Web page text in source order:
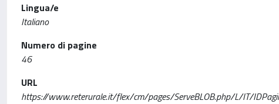
Lingua/e
Italiano
Numero di pagine
46
URL
https://www.reterurale.it/flex/cm/pages/ServeBLOB.php/L/IT/